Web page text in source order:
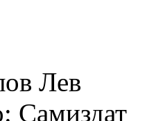
Лев
Самиздат